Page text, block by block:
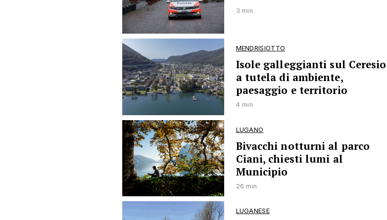
3 min
MENDRISIOTTO
Isole galleggianti sul Ceresio
a tutela di ambiente,
paesaggio e territorio
4 min
LUGANO
Bivacchi notturni al parco
Ciani, chiesti lumi al
Municipio
26 min
LUGANESE